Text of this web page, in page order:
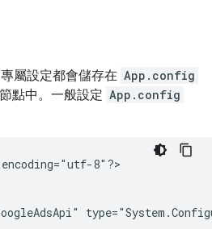
專屬設定都會儲存在 App.config
節點中。一般設定 App.config
encoding="utf-8"?>